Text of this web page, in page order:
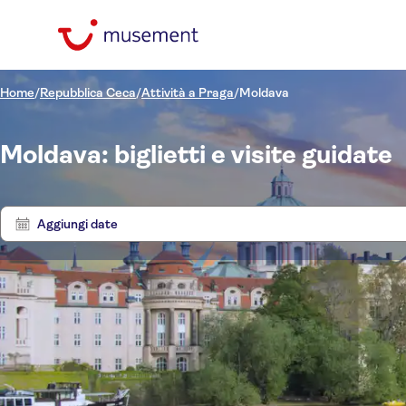
Home/Repubblica Ceca/Attività a Praga/Moldava
Moldava: biglietti e visite guidate
Aggiungi date
Filtra per prezzo
(Adulto)
Min € €
Hotel pickup
Opzioni biglietto
Cancellazione gratuita
Filtra per categorie